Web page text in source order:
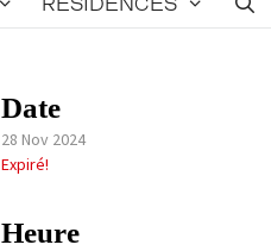
Date
28 Nov 2024
Expiré!
Heure